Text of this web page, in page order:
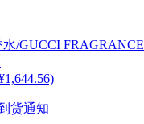
/GUCCI FRAGRANCE
货通知